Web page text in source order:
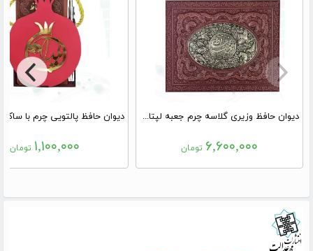
دیوان حافظ وزیری گلاسه چرم جعبه لپتاپی برجسته پلاک فلزی طرح مس نفیس
۶,۶۰۰,۰۰۰ تومان ۱,۱۰۰,۰۰۰ تومان